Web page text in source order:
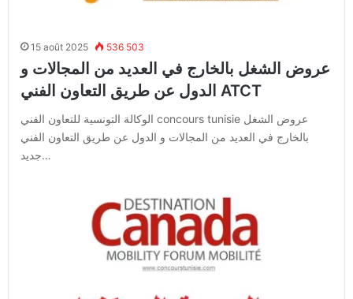
15 août 2025 536 503
عروض الشغل بالخارج في العديد من المجالات و
الدول عن طريق التعاون الفني ATCT
الوكالة التونسية للتعاون الفني concours tunisie عروض الشغل
بالخارج في العديد من المجالات و الدول عن طريق التعاون الفني
جديد…